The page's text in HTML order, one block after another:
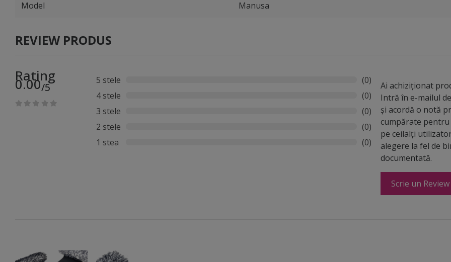
Model Manusa
REVIEW PRODUS
Rating
0.00/5
5 stele
(0)
4 stele
(0)
3 stele
(0)
2 stele
(0)
1 stea
(0)
Ai achiziționat
Intră în e-mailul
și acordă o notă
cumpărate
pe ceilalți
alegere la fel de
documentată.
Scrie un Review